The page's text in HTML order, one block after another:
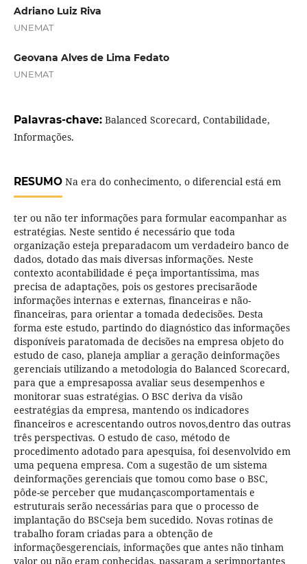
Adriano Luiz Riva
UNEMAT
Geovana Alves de Lima Fedato
UNEMAT
Palavras-chave: Balanced Scorecard, Contabilidade,
Informações.
RESUMONa era do conhecimento, o diferencial está em
ter ou não ter informações para formular eacompanhar as
estratégias. Neste sentido é necessário que toda
organização esteja preparadacom um verdadeiro banco de
dados, dotado das mais diversas informações. Neste
contexto acontabilidade é peça importantíssima, mas
precisa de adaptações, pois os gestores precisarãode
informações internas e externas, financeiras e não-
financeiras, para orientar a tomada dedecisões. Desta
forma este estudo, partindo do diagnóstico das informações
disponíveis paratomada de decisões na empresa objeto do
estudo de caso, planeja ampliar a geração deinformações
gerenciais utilizando a metodologia do Balanced Scorecard,
para que a empresapossa avaliar seus desempenhos e
monitorar suas estratégias. O BSC deriva da visão
eestratégias da empresa, mantendo os indicadores
financeiros e acrescentando outros novos,dentro das outras
três perspectivas. O estudo de caso, método de
procedimento adotado para apesquisa, foi desenvolvido em
uma pequena empresa. Com a sugestão de um sistema
deinformações gerenciais que tomou como base o BSC,
pôde-se perceber que mudançascomportamentais e
estruturais serão necessárias para que o processo de
implantação do BSCseja bem sucedido. Novas rotinas de
trabalho foram criadas para a obtenção de
informaçõesgerenciais, informações que antes não tinham
valor ou não eram conhecidas, passaram a serimportantes